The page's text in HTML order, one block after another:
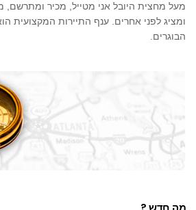
מעל מחצית היובל אני מטייל, מכיר ומתרשם,
ומציג לפני אחרים. ענף התיירות המקצועית
הבוגרים.